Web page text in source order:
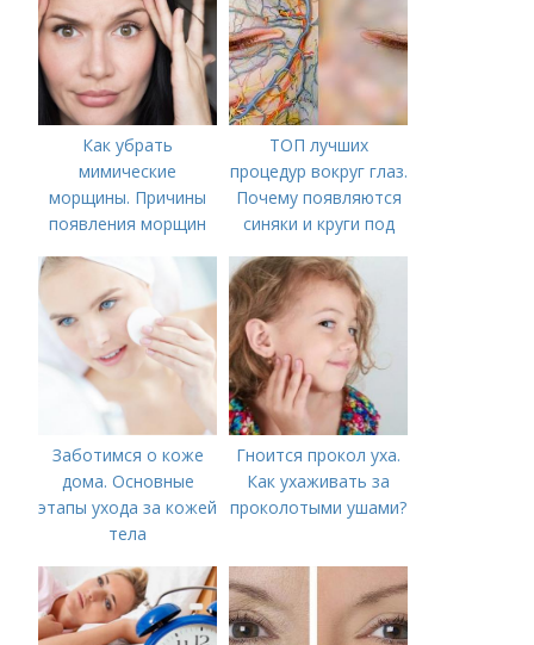
Как убрать
мимические
морщины. Причины
появления морщин
ТОП лучших
процедур вокруг глаз.
Почему появляются
синяки и круги под
Заботимся о коже
дома. Основные
этапы ухода за кожей
тела
Гноится прокол уха.
Как ухаживать за
проколотыми ушами?